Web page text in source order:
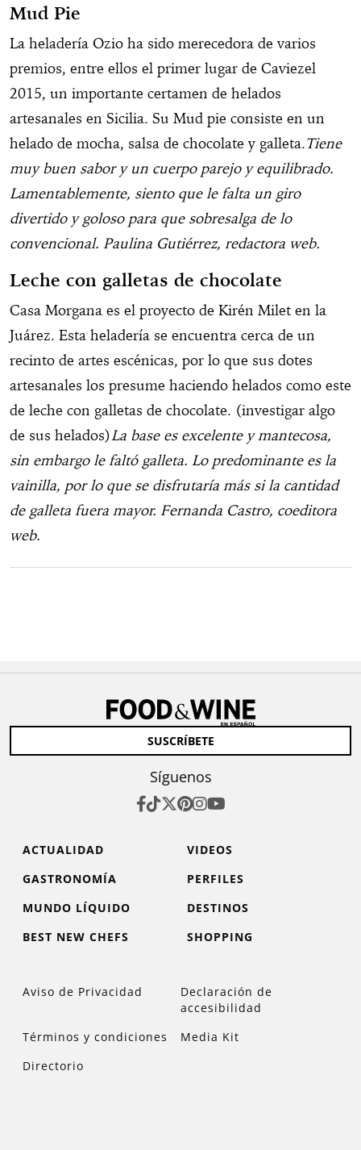
Mud Pie
La heladería Ozio ha sido merecedora de varios
premios, entre ellos el primer lugar de Caviezel
2015, un importante certamen de helados
artesanales en Sicilia. Su Mud pie consiste en un
helado de mocha, salsa de chocolate y galleta.Tiene
muy buen sabor y un cuerpo parejo y equilibrado.
Lamentablemente, siento que le falta un giro
divertido y goloso para que sobresalga de lo
convencional. Paulina Gutiérrez, redactora web.
Leche con galletas de chocolate
Casa Morgana es el proyecto de Kirén Milet en la
Juárez. Esta heladería se encuentra cerca de un
recinto de artes escénicas, por lo que sus dotes
artesanales los presume haciendo helados como este
de leche con galletas de chocolate. (investigar algo
de sus helados)La base es excelente y mantecosa,
sin embargo le faltó galleta. Lo predominante es la
vainilla, por lo que se disfrutaría más si la cantidad
de galleta fuera mayor. Fernanda Castro, coeditora
web.
SUSCRÍBETE
Síguenos
ACTUALIDAD
VIDEOS
GASTRONOMÍA
PERFILES
MUNDO LÍQUIDO
DESTINOS
BEST NEW CHEFS
SHOPPING
Aviso de Privacidad
Declaración de
accesibilidad
Términos y condiciones
Media Kit
Directorio